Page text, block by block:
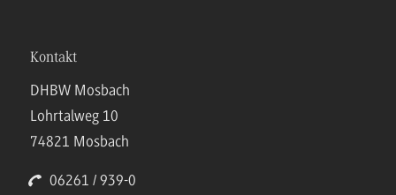
Kontakt
DHBW Mosbach
Lohrtalweg 10
74821 Mosbach
06261 / 939-0